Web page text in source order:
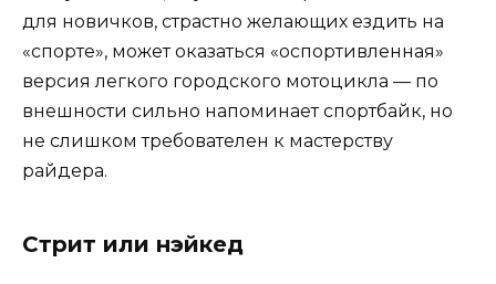
для новичков, страстно желающих ездить на
«спорте», может оказаться «оспортивленная»
версия легкого городского мотоцикла — по
внешности сильно напоминает спортбайк, но
не слишком требователен к мастерству
райдера.
Стрит или нэйкед